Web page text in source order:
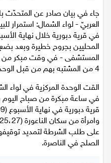
اخبار عالمية
رياضة
رياضة محلية
رياضة عالمية
تقارير خاصة
اقتصاد
جاء في بيان صادر عن المتحدّث
في قرية دبورية خلال نهاية
المحليين بجروح خطيرة وبعد
المستشفى - في وقت مبكر من
في ساعة مبكرة من صباح اليوم
على طلب الشرطة لتمديد